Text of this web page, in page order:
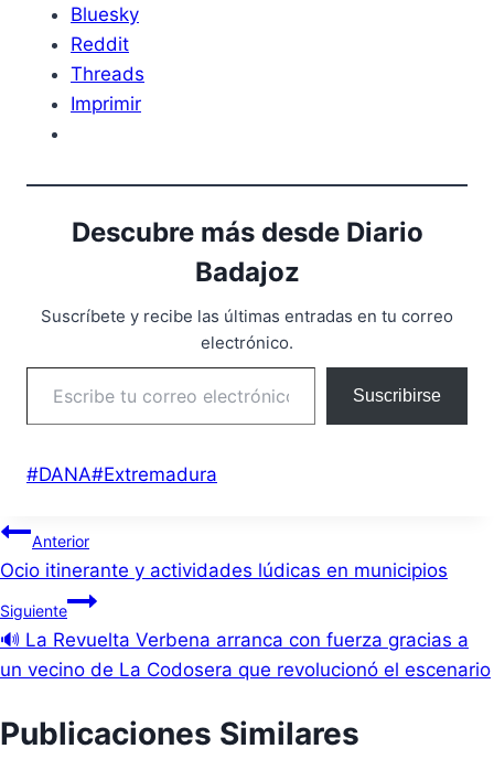
Bluesky
Reddit
Threads
Imprimir
Descubre más desde Diario
Badajoz
Suscríbete y recibe las últimas entradas en tu correo
electrónico.
Escribe tu correo electrónico…
Suscribirse
Etiquetas
la
entrada:
#DANA#Extremadura
Navegación
de
entradas
Anterior
Ocio itinerante y actividades lúdicas en municipios
Siguiente
🔊 La Revuelta Verbena arranca con fuerza gracias a
un vecino de La Codosera que revolucionó el escenario
Publicaciones Similares